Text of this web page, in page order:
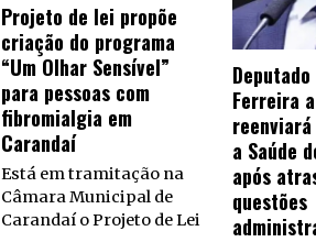
Projeto de lei propõe
criação do programa
“Um Olhar Sensível”
para pessoas com
fibromialgia em
Carandaí
Está em tramitação na
Câmara Municipal de
Carandaí o Projeto de Lei
Ferreira
a Saúde
após
questões